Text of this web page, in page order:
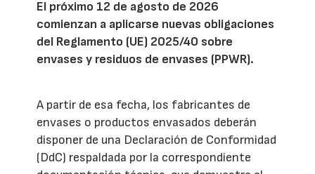
El próximo 12 de agosto de 2026
comienzan a aplicarse nuevas obligaciones
del Reglamento (UE) 2025/40 sobre
envases y residuos de envases (PPWR).
A partir de esa fecha, los fabricantes de
envases o productos envasados deberán
disponer de una Declaración de Conformidad
(DdC) respaldada por la correspondiente